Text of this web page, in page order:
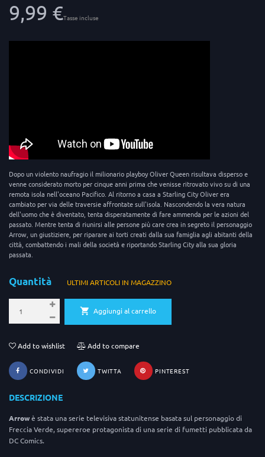
9,99 €Tasse incluse
Dopo un violento naufragio il milionario playboy Oliver Queen risultava disperso e
venne considerato morto per cinque anni prima che venisse ritrovato vivo su di una
remota isola nell'oceano Pacifico. Al ritorno a casa a Starling City Oliver era
cambiato per via delle traversie affrontate sull'isola. Nascondendo la vera natura
dell'uomo che è diventato, tenta disperatamente di fare ammenda per le azioni del
passato. Mentre tenta di riunirsi alle persone più care crea in segreto il personaggio
Arrow, un giustiziere, per riparare ai torti creati dalla sua famiglia agli abitanti della
città, combattendo i mali della società e riportando Starling City alla sua gloria
passata.
Quantità ULTIMI ARTICOLI IN MAGAZZINO
Aggiungi al carrello
Add to wishlist Add to compare
CONDIVIDI TWITTA PINTEREST
DESCRIZIONE
Arrowè stata una serie televisiva statunitense basata sul personaggio di
Freccia Verde, supereroe protagonista di una serie di fumetti pubblicata da
DC Comics.